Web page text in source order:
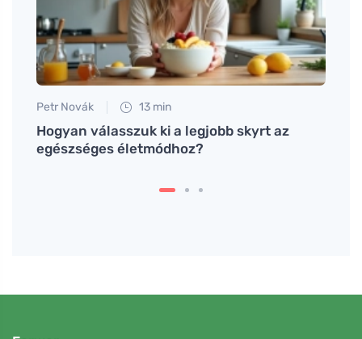
Petr Novák 13 min
Hogyan válasszuk ki a legjobb skyrt az
egészséges életmódhoz?